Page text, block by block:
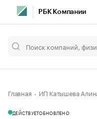
РБК Компании
Главная ИП Катышева
ДЕЙСТВУЕТОБНОВЛЕНО